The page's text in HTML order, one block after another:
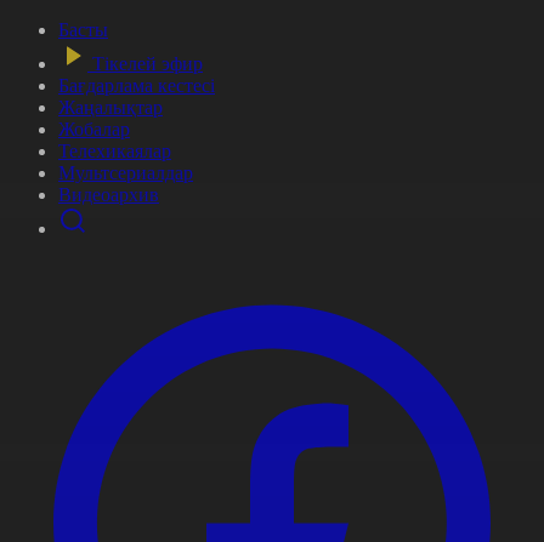
Басты
Тікелей эфир
Бағдарлама кестесі
Жаңалықтар
Жобалар
Телехикаялар
Мультсериалдар
Видеоархив